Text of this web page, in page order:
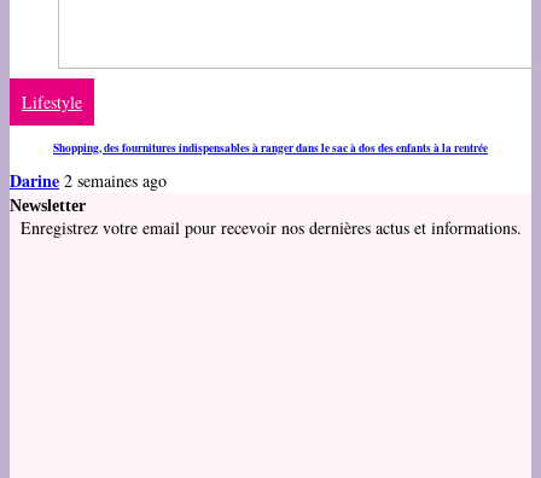
Lifestyle
Shopping, des fournitures indispensables à ranger dans le sac à dos des enfants à la rentrée
Darine 2 semaines ago
Newsletter
Enregistrez votre email pour recevoir nos dernières actus et informations.